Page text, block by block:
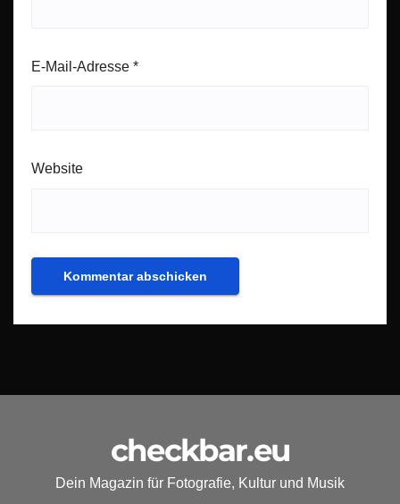
E-Mail-Adresse *
Website
checkbar.eu
Dein Magazin für Fotografie, Kultur und Musik